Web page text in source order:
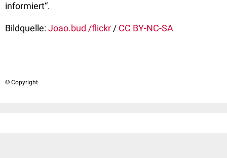
informiert“.
Bildquelle:Joao.bud /flickr / CC BY-NC-SA
© Copyright